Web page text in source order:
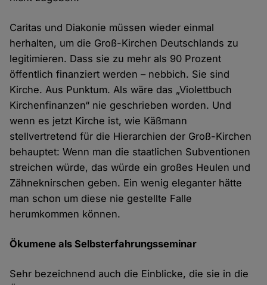
Caritas und Diakonie müssen wieder einmal
herhalten, um die Groß-Kirchen Deutschlands zu
legitimieren. Dass sie zu mehr als 90 Prozent
öffentlich finanziert werden – nebbich. Sie sind
Kirche. Aus Punktum. Als wäre das „Violettbuch
Kirchenfinanzen“ nie geschrieben worden. Und
wenn es jetzt Kirche ist, wie Käßmann
stellvertretend für die Hierarchien der Groß-Kirchen
behauptet: Wenn man die staatlichen Subventionen
streichen würde, das würde ein großes Heulen und
Zähneknirschen geben. Ein wenig eleganter hätte
man schon um diese nie gestellte Falle
herumkommen können.
Ökumene als Selbsterfahrungsseminar
Sehr bezeichnend auch die Einblicke, die sie in die